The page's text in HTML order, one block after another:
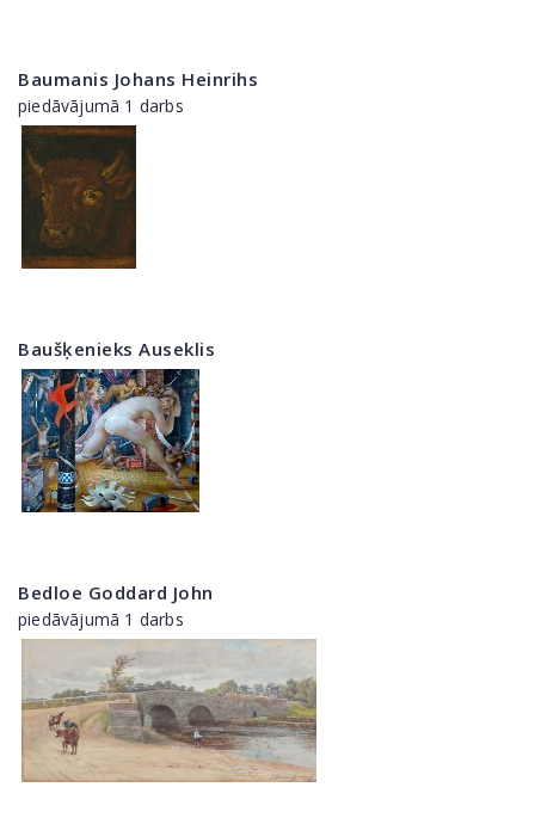
Baumanis Johans Heinrihs
piedāvājumā 1 darbs
Baušķenieks Auseklis
Bedloe Goddard John
piedāvājumā 1 darbs